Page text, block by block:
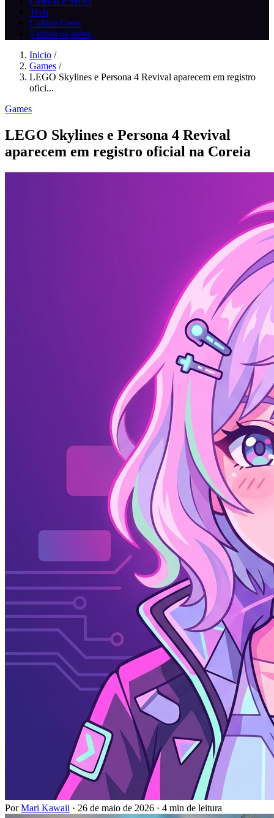
Tech
Cultura Geek
// todos os posts
Inicio /
Games /
LEGO Skylines e Persona 4 Revival aparecem em registro
ofici...
Games
LEGO Skylines e Persona 4 Revival
aparecem em registro oficial na Coreia
PorMari Kawaii · 26 de maio de 2026 · 4 min de leitura